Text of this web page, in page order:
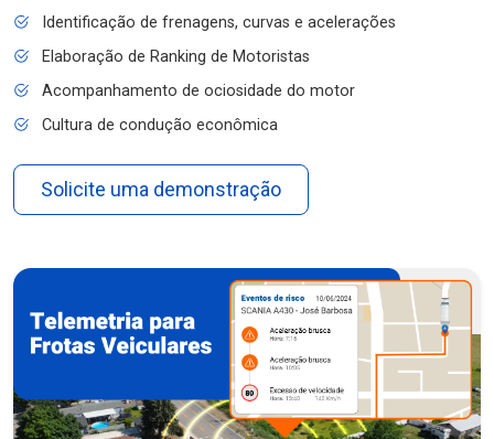
Identificação de frenagens, curvas e acelerações
Elaboração de Ranking de Motoristas
Acompanhamento de ociosidade do motor
Cultura de condução econômica
Solicite uma demonstração